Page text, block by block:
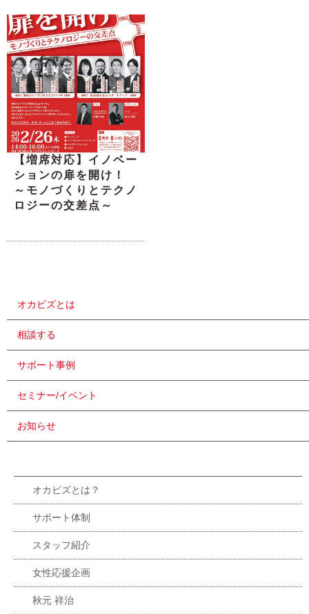
【増席対応】イノベー
ションの扉を開け！
～モノづくりとテクノ
ロジーの交差点～
オカビズとは
相談する
サポート事例
セミナー/イベント
お知らせ
オカビズとは？
サポート体制
スタッフ紹介
女性応援企画
秋元 祥治